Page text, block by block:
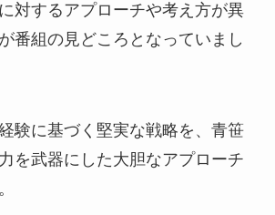
対するアプローチや考え方が異
番組の見どころとなっていまし
験に基づく堅実な戦略を、青笹
を武器にした大胆なアプローチ